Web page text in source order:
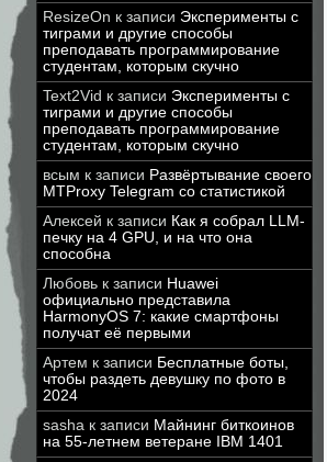
ResizeOn к записи Эксперименты с
тиграми и другие способы
преподавать программирование
студентам, которым скучно
Text2Vid к записи Эксперименты с
тиграми и другие способы
преподавать программирование
студентам, которым скучно
всым к записи Развёртывание своего
MTProxy Telegram со статистикой
Алексей к записи Как я собрал LLM-
печку на 4 GPU, и на что она
способна
Любовь к записи Huawei
официально представила
HarmonyOS 7: какие смартфоны
получат её первыми
Артем к записи Бесплатные боты,
чтобы раздеть девушку по фото в
2024
sasha к записи Майнинг биткоинов
на 55-летнем ветеране IBM 1401